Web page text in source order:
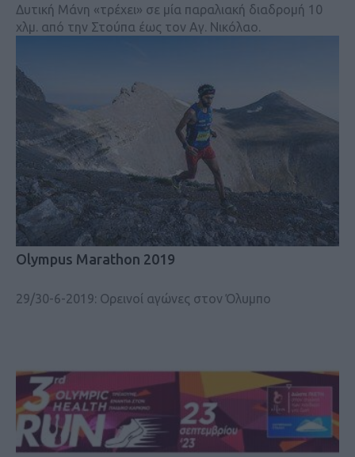
Δυτική Μάνη «τρέχει» σε μία παραλιακή διαδρομή 10
χλμ. από την Στούπα έως τον Αγ. Νικόλαο.
Olympus Marathon 2019
29/30-6-2019: Ορεινοί αγώνες στον Όλυμπο